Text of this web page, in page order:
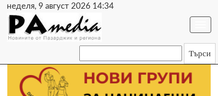
неделя, 9 август 2026 14:34